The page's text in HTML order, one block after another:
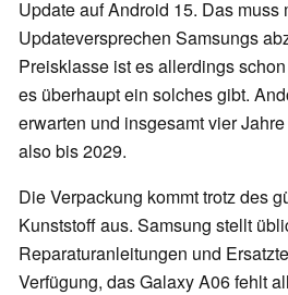
Update auf Android 15. Das muss
Updateversprechen Samsungs
Preisklasse ist es allerdings
es überhaupt ein solches gibt.
erwarten und insgesamt vier
also bis 2029.
Die Verpackung kommt trotz des
Kunststoff aus. Samsung stellt
Reparaturanleitungen und
Verfügung, das Galaxy A06 fehlt